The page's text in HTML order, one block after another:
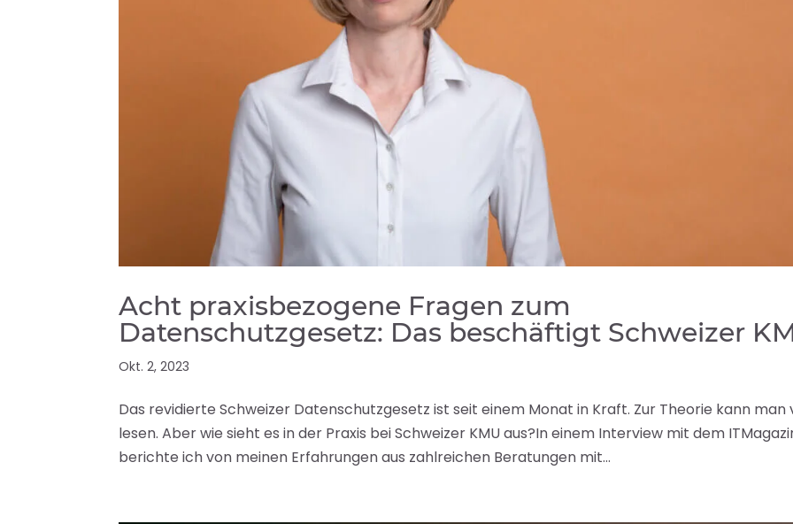
Acht praxisbezogene Fragen zum
Datenschutzgesetz: Das beschäftigt Schweizer
Okt. 2, 2023
Das revidierte Schweizer Datenschutzgesetz ist seit einem Monat in Kraft. Zur Theorie kann man
lesen. Aber wie sieht es in der Praxis bei Schweizer KMU aus?In einem Interview mit dem
berichte ich von meinen Erfahrungen aus zahlreichen Beratungen mit...